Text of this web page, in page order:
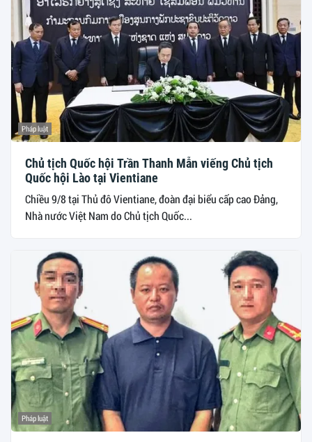
Pháp luật
Chủ tịch Quốc hội Trần Thanh Mẫn viếng Chủ tịch
Quốc hội Lào tại Vientiane
Chiều 9/8 tại Thủ đô Vientiane, đoàn đại biểu cấp cao Đảng,
Nhà nước Việt Nam do Chủ tịch Quốc...
Pháp luật